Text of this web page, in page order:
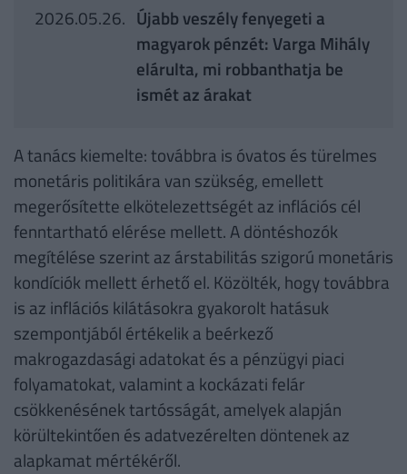
2026.05.26. Újabb veszély fenyegeti a
magyarok pénzét: Varga Mihály
elárulta, mi robbanthatja be
ismét az árakat
A tanács kiemelte: továbbra is óvatos és türelmes
monetáris politikára van szükség, emellett
megerősítette elkötelezettségét az inflációs cél
fenntartható elérése mellett. A döntéshozók
megítélése szerint az árstabilitás szigorú monetáris
kondíciók mellett érhető el. Közölték, hogy továbbra
is az inflációs kilátásokra gyakorolt hatásuk
szempontjából értékelik a beérkező
makrogazdasági adatokat és a pénzügyi piaci
folyamatokat, valamint a kockázati felár
csökkenésének tartósságát, amelyek alapján
körültekintően és adatvezérelten döntenek az
alapkamat mértékéről.